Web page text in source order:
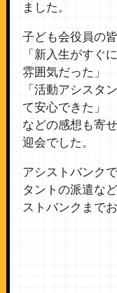
ました。
子ども会役員の
「新入生がすぐ
雰囲気だった」
「活動アシスタ
て安心できた」
などの感想も寄
迎会でした。
アシストバンク
タントの派遣な
ストバンクまで